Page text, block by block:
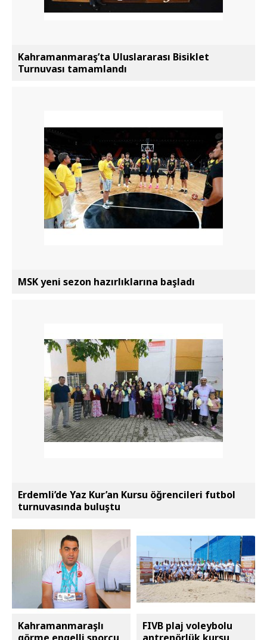
Kahramanmaraş’ta Uluslararası Bisiklet
Turnuvası tamamlandı
MSK yeni sezon hazırlıklarına başladı
Erdemli’de Yaz Kur’an Kursu öğrencileri futbol
turnuvasında buluştu
Kahramanmaraşlı
FIVB plaj voleybolu